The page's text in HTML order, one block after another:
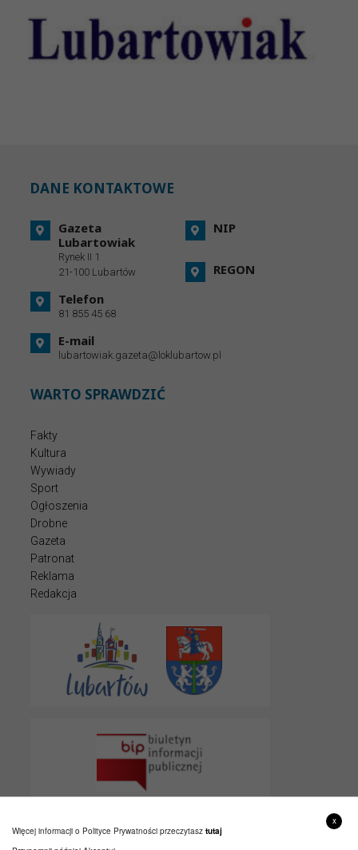
DANE KONTAKTOWE
Gazeta
Lubartowiak
Rynek II 1
21-100 Lubartów
Telefon
81 855 45 68
E-mail
lubartowiak.gazeta@loklubartow.pl
NIP
REGON
WARTO SPRAWDZIĆ
Fakty
Kultura
Wywiady
Sport
Ogłoszenia
Drobne
Gazeta
Patronat
Reklama
Redakcja
x
Więcej informacji o Polityce Prywatności przeczytasz tutaj